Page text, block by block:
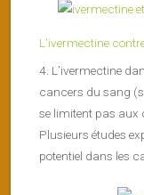
L’ivermectine
4. L’ivermectine
cancers du sang
se limitent pas aux
Plusieurs études
potentiel dans les